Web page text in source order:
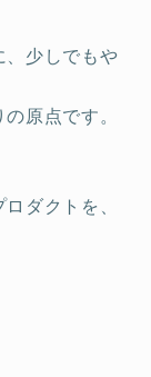
、少しでもや
原点です。
ダクトを、